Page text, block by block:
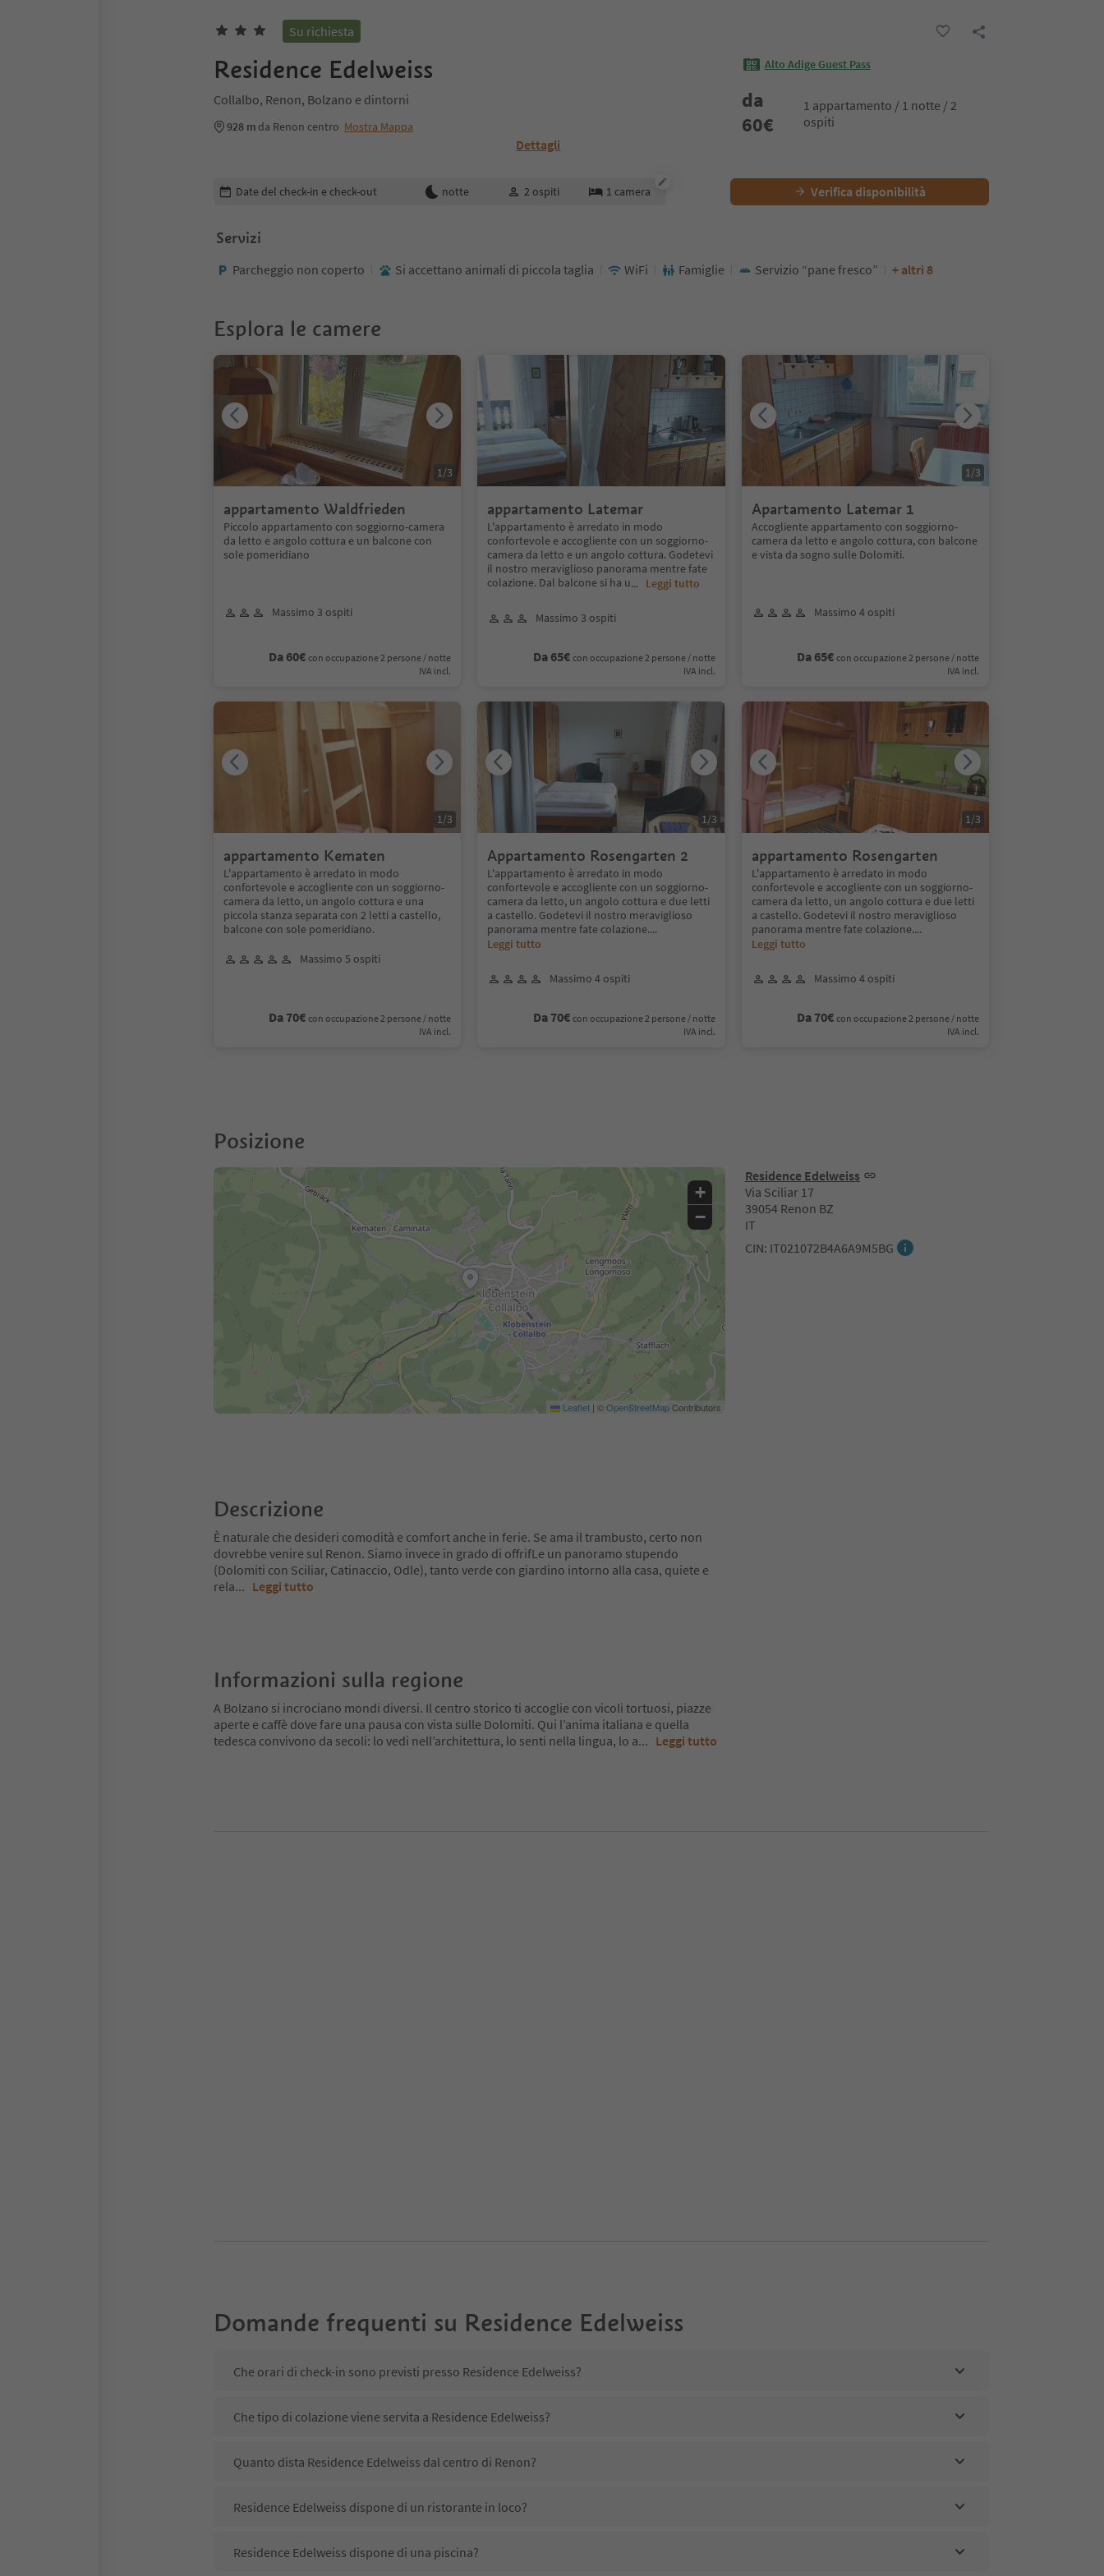
Su richiesta
Residence Edelweiss
Collalbo, Renon, Bolzano e dintorni
928 m da Renon centro Mostra Mappa
Dettagli
Alto Adige Guest Pass
da
60€
1 appartamento / 1 notte / 2
ospiti
Modifica i dettagli della prenotazione
Date del check-in e check-out notte 2 ospiti 1 camera Verifica disponibilità
Servizi
Parcheggio non coperto Si accettano animali di piccola taglia WiFi Famiglie Servizio “pane fresco” + altri 8
Esplora le camere
appartamento Waldfrieden
Piccolo appartamento con soggiorno-camera
da letto e angolo cottura e un balcone con
sole pomeridiano
Massimo 3 ospiti
Da 60€ con occupazione 2 persone / notte
IVA incl.
1/3
appartamento Latemar
L'appartamento è arredato in modo
confortevole e accogliente con un soggiorno-
camera da letto e un angolo cottura. Godetevi
il nostro meraviglioso panorama mentre fate
colazione. Dal balcone si ha u... Leggi tutto
Massimo 3 ospiti
Da 65€ con occupazione 2 persone / notte
IVA incl.
Apartamento Latemar 1
Accogliente appartamento con soggiorno-
camera da letto e angolo cottura, con balcone
e vista da sogno sulle Dolomiti.
Massimo 4 ospiti
Da 65€ con occupazione 2 persone / notte
IVA incl.
1/3
appartamento Kematen
L'appartamento è arredato in modo
confortevole e accogliente con un soggiorno-
camera da letto, un angolo cottura e una
piccola stanza separata con 2 letti a castello,
balcone con sole pomeridiano.
Massimo 5 ospiti
Da 70€ con occupazione 2 persone / notte
IVA incl.
1/3
Appartamento Rosengarten 2
L'appartamento è arredato in modo
confortevole e accogliente con un soggiorno-
camera da letto, un angolo cottura e due letti
a castello. Godetevi il nostro meraviglioso
panorama mentre fate colazione....
Leggi tutto
Massimo 4 ospiti
Da 70€ con occupazione 2 persone / notte
IVA incl.
1/3
appartamento Rosengarten
L'appartamento è arredato in modo
confortevole e accogliente con un soggiorno-
camera da letto, un angolo cottura e due letti
a castello. Godetevi il nostro meraviglioso
panorama mentre fate colazione....
Leggi tutto
Massimo 4 ospiti
Da 70€ con occupazione 2 persone / notte
IVA incl.
1/3
Posizione
Residence Edelweiss
Via Sciliar 17
39054 Renon BZ
IT
CIN: IT021072B4A6A9M5BG
+
−
Leaflet | ©OpenStreetMapContributors
Descrizione
È naturale che desideri comodità e comfort anche in ferie. Se ama il trambusto, certo non
dovrebbe venire sul Renon. Siamo invece in grado di offrifLe un panoramo stupendo
(Dolomiti con Sciliar, Catinaccio, Odle), tanto verde con giardino intorno alla casa, quiete e
rela... Leggi tutto
Informazioni sulla regione
A Bolzano si incrociano mondi diversi. Il centro storico ti accoglie con vicoli tortuosi, piazze
aperte e caffè dove fare una pausa con vista sulle Dolomiti. Qui l’anima italiana e quella
tedesca convivono da secoli: lo vedi nell’architettura, lo senti nella lingua, lo a... Leggi tutto
Domande frequenti su Residence Edelweiss
Che orari di check-in sono previsti presso Residence Edelweiss?
Che tipo di colazione viene servita a Residence Edelweiss?
Quanto dista Residence Edelweiss dal centro di Renon?
Residence Edelweiss dispone di un ristorante in loco?
Residence Edelweiss dispone di una piscina?